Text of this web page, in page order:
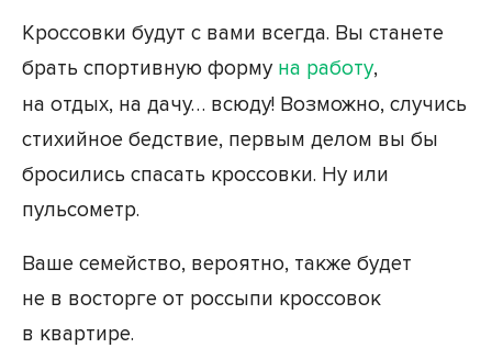
Кроссовки будут с вами всегда. Вы станете
брать спортивную форму на работу,
на отдых, на дачу… всюду! Возможно, случись
стихийное бедствие, первым делом вы бы
бросились спасать кроссовки. Ну или
пульсометр.
Ваше семейство, вероятно, также будет
не в восторге от россыпи кроссовок
в квартире.